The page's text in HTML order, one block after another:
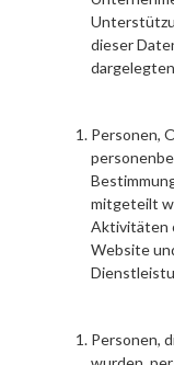
dieser
Personen,
mitgeteilt
Aktivitäten
Website
Personen,